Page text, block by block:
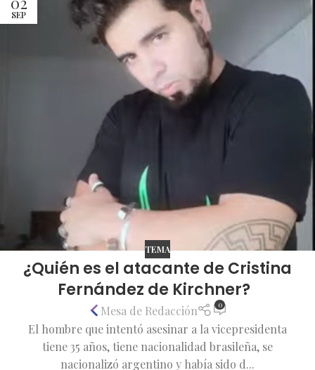
SEP
TEMA
¿Quién es el atacante de Cristina
Fernández de Kirchner?
Mesa de Redacción 0
El hombre que intentó asesinar a la vicepresidenta
tiene 35 años, tiene nacionalidad brasileña, se
nacionalizó argentino y había sido d...